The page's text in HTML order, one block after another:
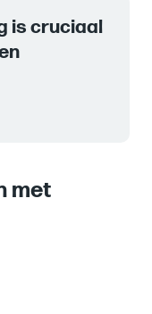
is cruciaal
met